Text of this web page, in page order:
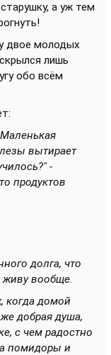
а уж тем
двое молодых
лишь
обо всём
вытирает
-
продуктов
долга, что
живу вообще.
когда домой
добрая душа,
с чем радостно
помидоры и